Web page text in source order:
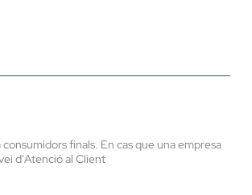
finals. En cas que una empresa
d'Atenció al Client